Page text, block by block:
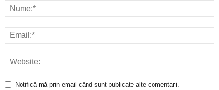
Notifică-mă prin email când sunt publicate alte comentarii.